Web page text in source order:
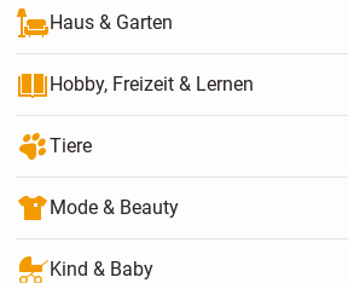
Haus & Garten
Hobby, Freizeit & Lernen
Tiere
Mode & Beauty
Kind & Baby